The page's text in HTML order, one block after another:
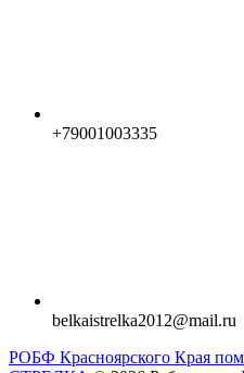
+79001003335
belkaistrelka2012@mail.ru
РОБФ Красноярского Края